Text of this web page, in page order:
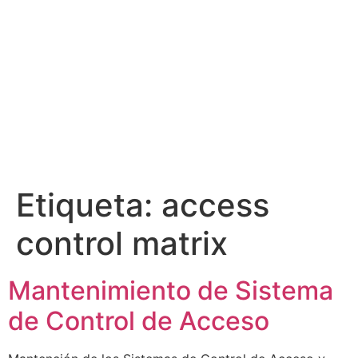
Etiqueta: access
control matrix
Mantenimiento de Sistema
de Control de Acceso